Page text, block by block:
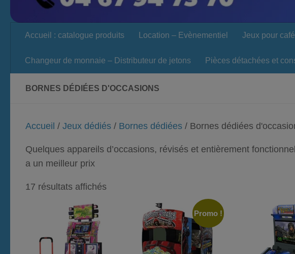
Accueil : catalogue produits Location – Evènementiel Jeux pour
Changeur de monnaie – Distributeur de jetons Pièces détachées et
BORNES DÉDIÉES D'OCCASIONS
Accueil / Jeux dédiés / Bornes dédiées / Bornes dédiées
Quelques appareils d’occasions, révisés et entièrement
a un meilleur prix
17 résultats affichés
Promo !